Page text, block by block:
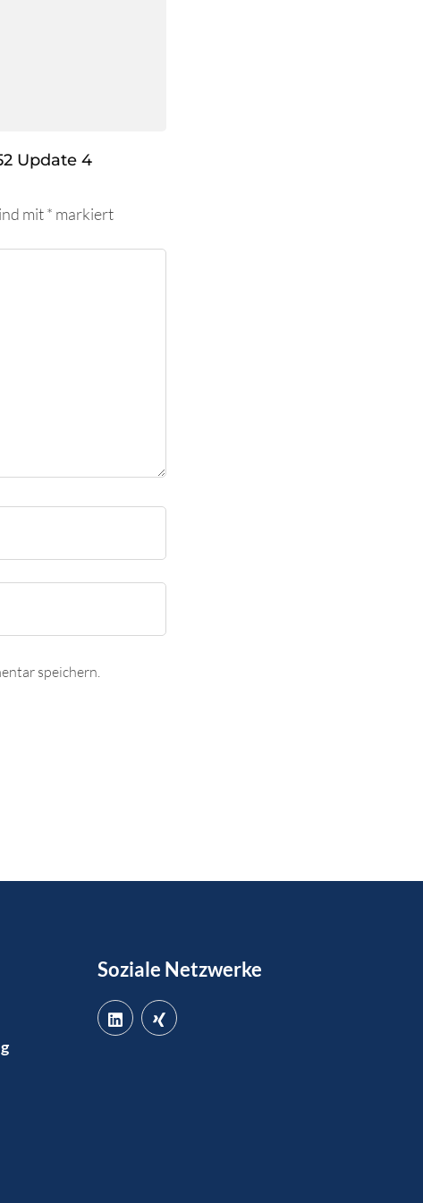
Update 4
mit* markiert
speichern.
Soziale Netzwerke